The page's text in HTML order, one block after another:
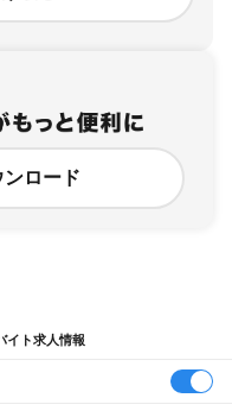
ロード
イト求人情報